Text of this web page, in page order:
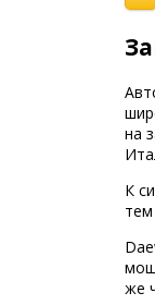
на
К
же